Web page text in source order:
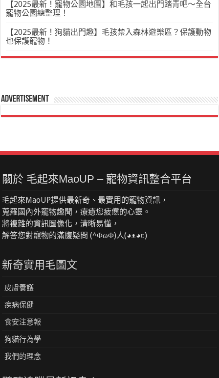
【2025最新！寵物公園地圖】和毛孩一起出門踏青吧～全台
寵物公園總整理！
【2025最新！狗貓出門趣】毛孩禁入森林遊樂區？保護動物
也保護寵物！
Advertisement
關於 毛起來MaoUP – 寵物資訊整合平台
毛起來MaoUP提供最新奇、最實用的寵物資訊，
蒐羅國內外寵物趣聞，療癒您疲憊的心靈。
將複雜的資訊圖像化，清晰易懂，
解答您對寵物的滿腹疑問 (^ΦωΦ)人(◕ᴥ◕ʋ)
新奇實用毛圖文
皮膚養護
疾病保健
食安注意報
狗貓行為學
我們的理念